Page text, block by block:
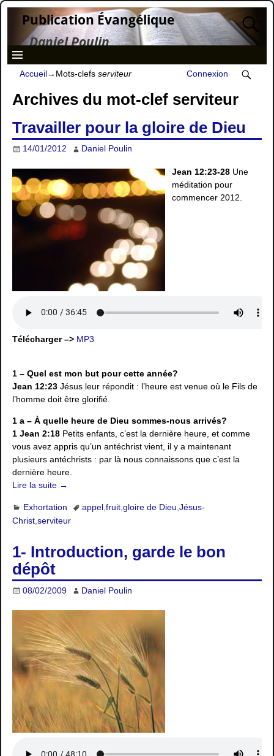
Publication Évangélique
Daniel Poulin
Accueil→Mots-clefs serviteur Connexion
Archives du mot-clef serviteur
Travailler pour la gloire de Dieu
14/01/2012 Daniel Poulin
Jean 12:23-28Une
méditation pour
commencer 2012.
Télécharger –> MP3
1 – Quel est mon but pour cette année?
Jean 12:23 Jésus leur répondit : l’heure est venue où le Fils de
l’homme doit être glorifié.
1 a – À quelle heure de Dieu sommes-nous arrivés?
1 Jean 2:18 Petits enfants, c’est la dernière heure, et comme
vous avez appris qu’un antéchrist vient, il y a maintenant
plusieurs antéchrists : par là nous connaissons que c’est la
dernière heure.
Lire la suite →
Exhortation appel, fruit, gloire de Dieu Jésus-
Christ ,serviteur
1- Introduction, garde le bon
dépôt
08/02/2009 Daniel Poulin